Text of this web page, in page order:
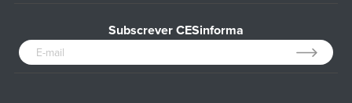
Subscrever CESinforma